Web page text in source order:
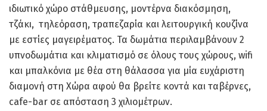
ιδιωτικό χώρο στάθμευσης, μοντέρνα διακόσμηση,
τζάκι, τηλεόραση, τραπεζαρία και λειτουργική κουζίνα
με εστίες μαγειρέματος. Τα δωμάτια περιλαμβάνουν 2
υπνοδωμάτια και κλιματισμό σε όλους τους χώρους, wifi
και μπαλκόνια με θέα στη θάλασσα για μία ευχάριστη
διαμονή στη Χώρα αφού θα βρείτε κοντά και ταβέρνες,
cafe-bar σε απόσταση 3 χιλιομέτρων.